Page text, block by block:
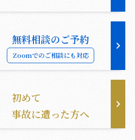
無料相談のご予約
Zoomでのご相談にも対応
初めて
事故に遭った方へ